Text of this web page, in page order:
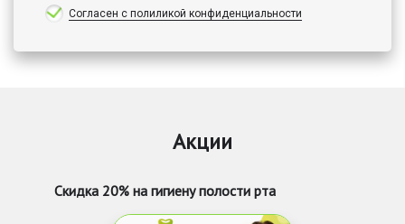
Согласен с полиликой конфиденциальности
Акции
Скидка 20% на гигиену полости рта